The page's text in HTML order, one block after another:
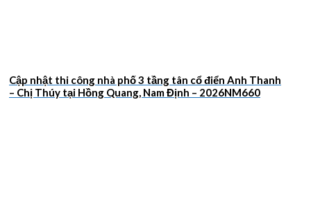
Cập nhật thi công nhà phố 3 tầng tân cổ điển Anh Thanh
– Chị Thúy tại Hồng Quang, Nam Định – 2026NM660